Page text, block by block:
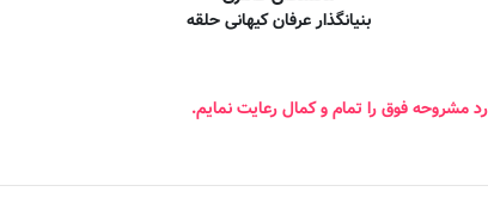
بنیانگذار عرفان کیهانی حلقه
مشروحه فوق را تمام و کمال رعایت نمایم.